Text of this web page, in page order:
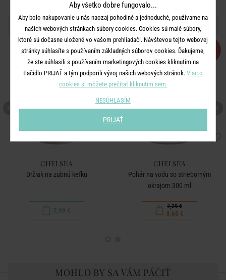
ĎALŠIE PRODUKTY ZO SÉRIE
CHELSEA
Držiak na zubnú kefku
7,99 €
-50
CHELSEA
Pohár na vodu so strieborným
okrajom 300 ml
7,29 €
3,65 €
MOHLO BY SA VÁM PÁČIŤ
Aby všetko dobre fungovalo...
Aby bolo nakupovanie u nás naozaj pohodlné a jednoduché, používame na
našich webových stránkach súbory cookies. Cookies sú malé súbory,
ktoré sú dočasne uložené vo vašom prehliadači. Návštevou tejto webovej
stránky súhlasíte s používaním základných súborov cookies. Ďakujeme,
že ste súhlasili s používaním marketingových cookies kliknutím na
tlačidlo PRIJAŤ a tým podporili vývoj našich webových stránok. Viac o
cookies si môžete prečítať kliknutím sem.
NESÚHLASÍM
PRIJAŤ